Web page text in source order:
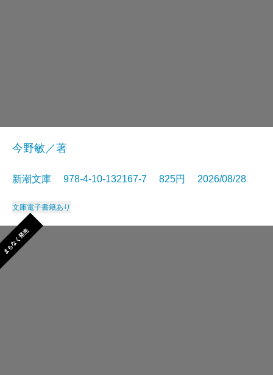
今野敏／著
新潮文庫 978-4-10-132167-7 825円 2026/08/28
文庫電子書籍あり
まもなく発売